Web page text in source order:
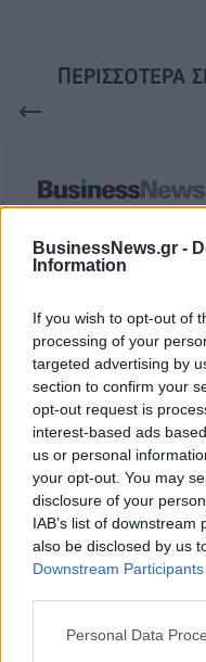
BusinessNews.gr -
Information
If you wish to opt-out of
processing of your
targeted advertising by
section to confirm your
opt-out request is
interest-based ads
us or personal
your opt-out. You may
disclosure of your
IAB’s list of
also be disclosed by us
Downstream Participants
Personal Data
ΠΕΡΙΣΣΌΤΕΡΑ
Έκτακτη συνεδρίαση της
Εκκλησίας
16/11/2018 - 02:00